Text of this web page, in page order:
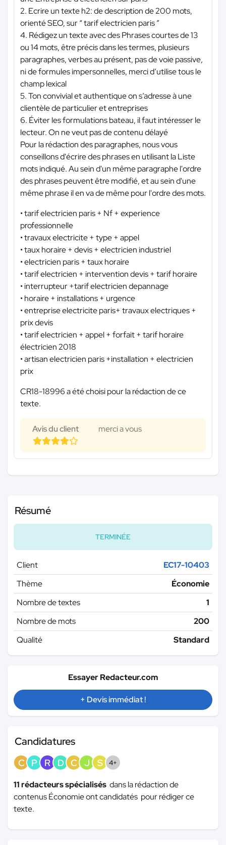
2. Ecrire un texte h2: de description de 200 mots,
orienté SEO, sur “ tarif electricien paris ”
4. Rédigez un texte avec des Phrases courtes de 13
ou 14 mots, être précis dans les termes, plusieurs
paragraphes, verbes au présent, pas de voie passive,
ni de formules impersonnelles, merci d’utilise tous le
champ lexical
5. Ton convivial et authentique on s’adresse à une
clientèle de particulier et entreprises
6. Éviter les formulations bateau, il faut intéresser le
lecteur. On ne veut pas de contenu délayé
Pour la rédaction des paragraphes, nous vous
conseillons d'écrire des phrases en utilisant la Liste
mots indiqué. Au sein d'un même paragraphe l'ordre
des phrases peuvent être modifié, et au sein d'une
même phrase il en va de même pour l'ordre des mots.
• tarif electricien paris + Nf + experience
professionnelle
• travaux electricite + type + appel
• taux horaire + devis + electricien industriel
• electricien paris + taux horaire
• tarif electricien + intervention devis + tarif horaire
• interrupteur +tarif electricien depannage
• horaire + installations + urgence
• entreprise electricite paris+ travaux electriques +
prix devis
• tarif electricien + appel + forfait + tarif horaire
électricien 2018
• artisan electricien paris +installation + electricien
prix
CR18-18996 a été choisi pour la rédaction de ce
texte.
Avis du client merci a vous
Résumé
TERMINÉE
Client
EC17-10403
Thème
Économie
Nombre de textes
1
Nombre de mots
200
Qualité
Standard
Essayer Redacteur.com
+ Devis immédiat !
Candidatures
C P R D C J S 4+
11 rédacteurs spécialisés dans la rédaction de
contenus Économie ont candidatés pour rédiger ce
texte.